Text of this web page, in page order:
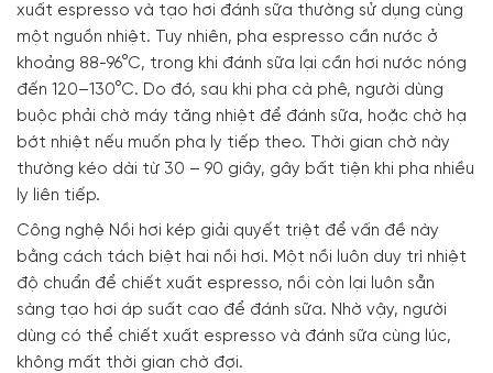
xuất espresso và tạo hơi đánh sữa thường sử dụng cùng
một nguồn nhiệt.
Tuy nhiên, pha espresso cần nước ở
khoảng 88-96°C, trong khi đánh sữa lại cần hơi nước nóng
đến 120–130°C. Do đó, sau khi pha cà phê, người dùng
buộc phải chờ máy tăng nhiệt để đánh sữa, hoặc chờ hạ
bớt nhiệt nếu muốn pha ly tiếp theo. Thời gian chờ này
thường kéo dài từ 30 – 90 giây, gây bất tiện khi pha nhiều
ly liên tiếp.
Công nghệ Nồi hơi kép giải quyết triệt để vấn đề này
bằng cách tách biệt hai nồi hơi. Một nồi luôn duy trì nhiệt
độ chuẩn để chiết xuất espresso, nồi còn lại luôn sẵn
sàng tạo hơi áp suất cao để đánh sữa. Nhờ vậy, người
dùng có thể chiết xuất espresso và đánh sữa cùng lúc,
không mất thời gian chờ đợi.